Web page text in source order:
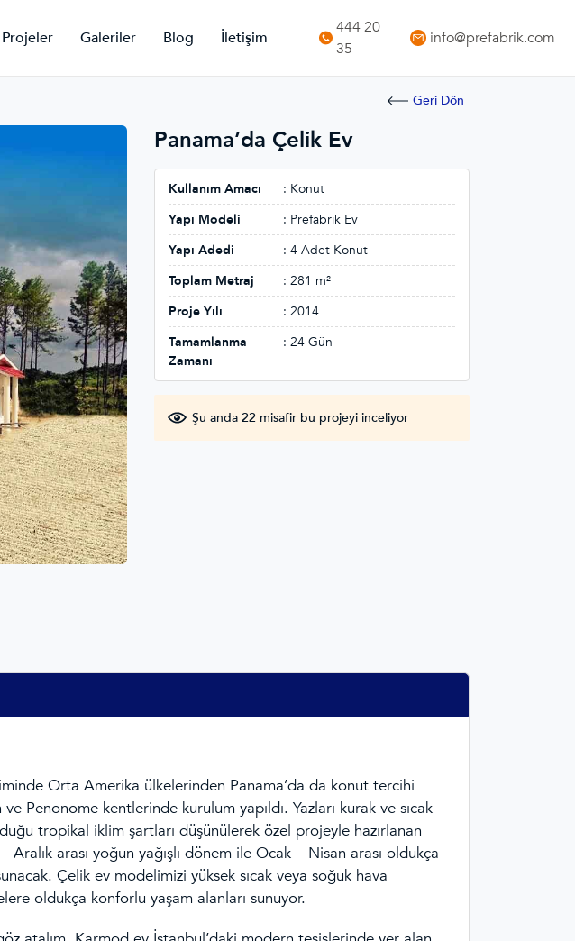
Projeler Galeriler Blog İletişim
444 20
35
info@prefabrik.com
Geri Dön
Panama’da Çelik Ev
Kullanım Amacı
: Konut
Yapı Modeli
: Prefabrik Ev
Yapı Adedi
: 4 Adet Konut
Toplam Metraj
: 281 m²
Proje Yılı
: 2014
Tamamlanma
Zamanı
: 24 Gün
Şu anda 22 misafir bu projeyi inceliyor
Orta Amerika ülkelerinden Panama’da da konut tercihi
kentlerinde kurulum yapıldı. Yazları kurak ve sıcak
tropikal iklim şartları düşünülerek özel projeyle hazırlanan
arası yoğun yağışlı dönem ile Ocak – Nisan arası oldukça
Çelik ev modelimizi yüksek sıcak veya soğuk hava
oldukça konforlu yaşam alanları sunuyor.